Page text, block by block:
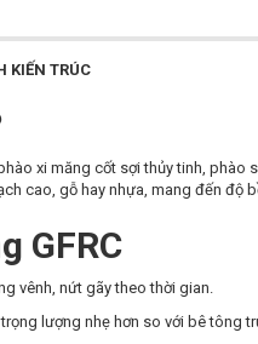
KIẾN TRÚC
xi măng cốt sợi thủy tinh,
cao, gỗ hay nhựa, mang đến độ
GFRC
vênh, nứt gãy theo thời gian.
lượng nhẹ hơn so với bê tông